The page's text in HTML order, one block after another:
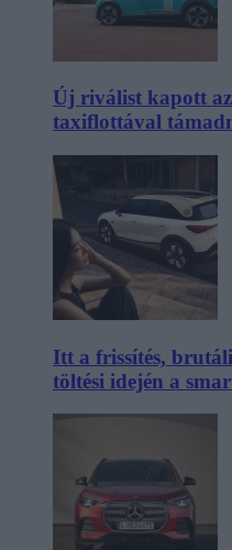
Új riválist kapott
taxiflottával
Itt a frissítés,
töltési idején a